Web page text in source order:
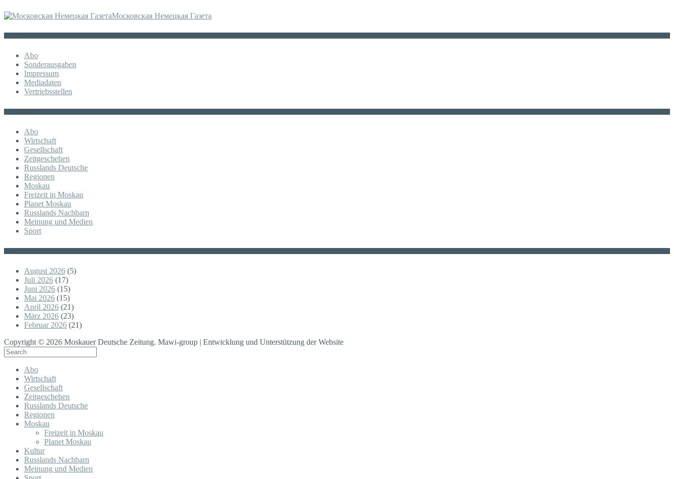
Московская Немецкая Газета
Abo
Sonderausgaben
Impressum
Mediadaten
Vertriebsstellen
Abo
Wirtschaft
Gesellschaft
Zeitgeschehen
Russlands Deutsche
Regionen
Moskau
Freizeit in Moskau
Planet Moskau
Russlands Nachbarn
Meinung und Medien
Sport
August 2026 (5)
Juli 2026 (17)
Juni 2026 (15)
Mai 2026 (15)
April 2026 (21)
März 2026 (23)
Februar 2026 (21)
Copyright © 2026 Moskauer Deutsche Zeitung. Mawi-group | Entwicklung und Unterstützung der Website
Abo
Wirtschaft
Gesellschaft
Zeitgeschehen
Russlands Deutsche
Regionen
Moskau
Freizeit in Moskau
Planet Moskau
Kultur
Russlands Nachbarn
Meinung und Medien